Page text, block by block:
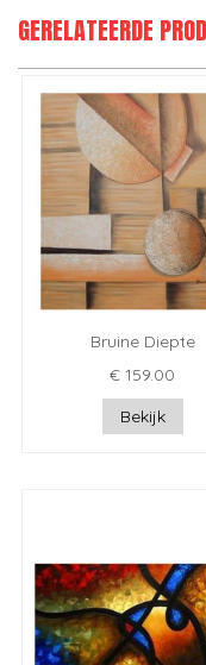
GERELATEERDE
Bruine Diepte
€ 159.00
Bekijk